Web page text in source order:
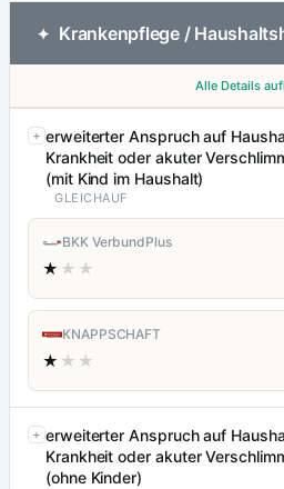
✦ Krankenpflege /
Alle Details
erweiterter Anspruch auf
Krankheit oder akuter
(mit Kind im Haushalt)
GLEICHAUF
BKK VerbundPlus
★ ★★
KNAPPSCHAFT
★ ★★
erweiterter Anspruch auf
Krankheit oder akuter
(ohne Kinder)